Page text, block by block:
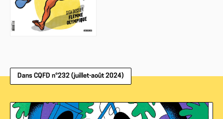
Dans CQFD n°232 (juillet-août 2024)